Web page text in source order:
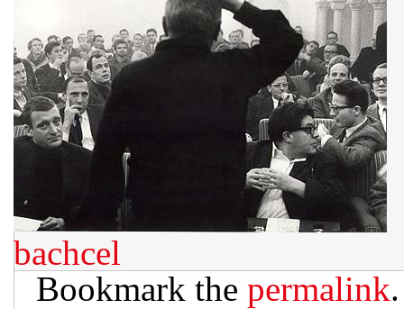
bachcel
Bookmark the permalink.